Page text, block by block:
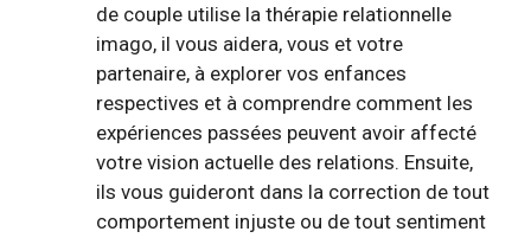
de couple utilise la thérapie relationnelle
imago, il vous aidera, vous et votre
partenaire, à explorer vos enfances
respectives et à comprendre comment les
expériences passées peuvent avoir affecté
votre vision actuelle des relations. Ensuite,
ils vous guideront dans la correction de tout
comportement injuste ou de tout sentiment